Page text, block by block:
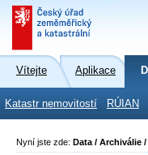
Vítejte Aplikace
Katastr nemovitostí RÚIAN
Nyní jste zde: Data / Archiválie